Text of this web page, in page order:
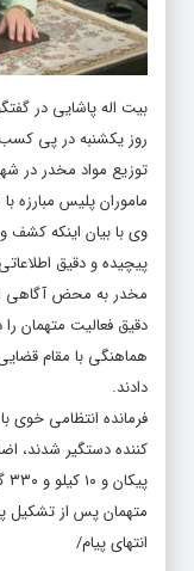
بیت اله پاشایی در
روز یکشنبه در پی کسب
توزیع مواد مخدر در
ماموران پلیس مبارزه
وی با بیان اینکه کشف
پیچیده و دقیق
مخدر به محض آگاهی
دقیق فعالیت متهمان
هماهنگی با مقام
دادند.
کننده دستگیر شدند،
متهمان پس از تشکیل
انتهای پیام/